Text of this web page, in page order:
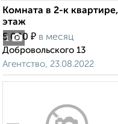
1
Комната в 2-к
этаж
5 000 ₽ в месяц
Добровольского 13
Агентство, 23.08.2022